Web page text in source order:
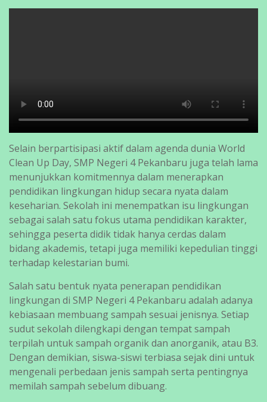
Selain berpartisipasi aktif dalam agenda dunia World
Clean Up Day, SMP Negeri 4 Pekanbaru juga telah lama
menunjukkan komitmennya dalam menerapkan
pendidikan lingkungan hidup secara nyata dalam
keseharian. Sekolah ini menempatkan isu lingkungan
sebagai salah satu fokus utama pendidikan karakter,
sehingga peserta didik tidak hanya cerdas dalam
bidang akademis, tetapi juga memiliki kepedulian tinggi
terhadap kelestarian bumi.
Salah satu bentuk nyata penerapan pendidikan
lingkungan di SMP Negeri 4 Pekanbaru adalah adanya
kebiasaan membuang sampah sesuai jenisnya. Setiap
sudut sekolah dilengkapi dengan tempat sampah
terpilah untuk sampah organik dan anorganik, atau B3.
Dengan demikian, siswa-siswi terbiasa sejak dini untuk
mengenali perbedaan jenis sampah serta pentingnya
memilah sampah sebelum dibuang.